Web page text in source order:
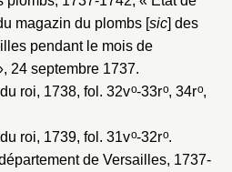
magazin du plombs [sic] des
pendant le mois de
24 septembre 1737.
roi, 1738, fol. 32vo-33ro, 34ro,
roi, 1739, fol. 31vo-32ro.
de Versailles, 1737-